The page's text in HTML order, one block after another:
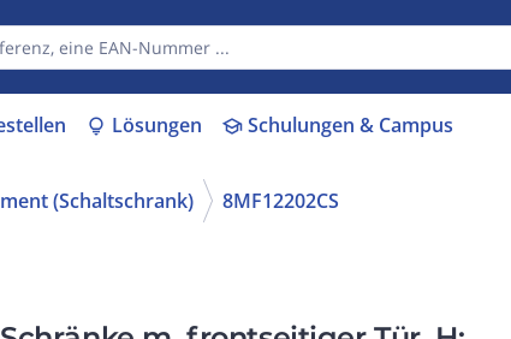
lightbulb Lösungen schoolSchulungen & Campus
(Schaltschrank) 8MF12202CS